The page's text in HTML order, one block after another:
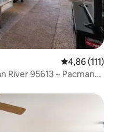
Średnia
4,86 (111)
River 95613 ~ Pacman
gości